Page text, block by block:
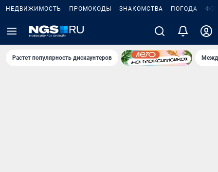
НЕДВИЖИМОСТЬ ПРОМОКОДЫ ЗНАКОМСТВА ПОГОДА
Растет популярность дискаунтеров